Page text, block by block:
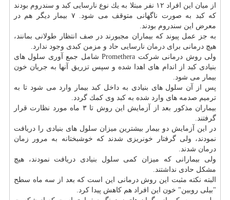
از میان این افراد ۱۲ نفر مبتلا به یك نوع نارسایی كبد و سندروم بودند
كه كبد به صورت ناگهانی متوقف می شود. ۷ بیمار دیگر هم در
معرض این سندروم بودند.
به جز عمل پیوند كه بیماران مجبورند در صف انتظار طولانی بمانند،
هیچ درمانی برای درمان نارسایی حاد و مزمن كبدی وجود ندارد.
ولی روش درمانی شركت Promethera شامل جمع آوری سلول های
بنیادی كبد از اندام های اهدا شده و سپس تزریق آنها به جریان خون
بیمار می شود.
پس از آن سلول های بنیادی به داخل كبد بیمار وارد می شود تا به
ترمیم صدمه های وارد شده به كبد وی كمك گردد.
بیماران مذكور بعد از آزمایش این روش تا ۳ ماه مورد نظارت قرار
گرفتند.
در این آزمایش دو بیمار بیشترین میزان سلول های بنیادی را دریافت
نمودند، ولی گرفتار خونریزی شدند كه خوشبختانه به مرور زمان
درمان شدند.
ولی بیمارانی كه میزان كمی سلول بنیادی دریافت نمودند، هیچ
مشكل حادی نداشتند.
البته نكته مثبت این روش درمانی این است كه بعد از سه ماه سطح
"بیلی روبین" خون این افراد هم كاهش پیدا كرد.